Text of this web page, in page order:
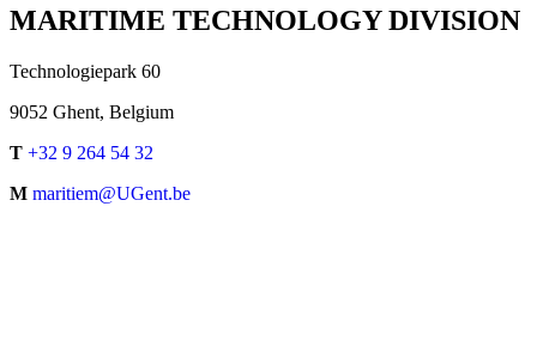
MARITIME TECHNOLOGY DIVISION
Technologiepark 60
9052 Ghent, Belgium
T +32 9 264 54 32
M maritiem@UGent.be